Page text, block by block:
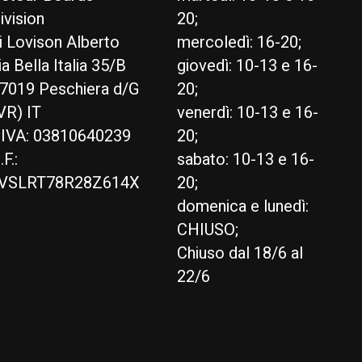
Lovison Alberto
Bella Italia 35/B
Peschiera d/G
IT
03810640239
20;
mercoledì: 16-20;
giovedì: 10-13 e 16-
20;
venerdì: 10-13 e 16-
20;
sabato: 10-13 e 16-
20;
domenica e lunedì:
CHIUSO;
Chiuso dal 18/6 al
22/6